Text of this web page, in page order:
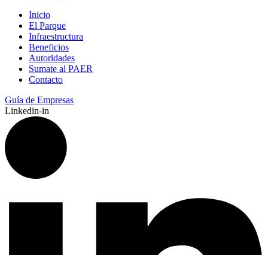
Inicio
El Parque
Infraestructura
Beneficios
Autoridades
Sumate al PAER
Contacto
Guía de Empresas
Linkedin-in